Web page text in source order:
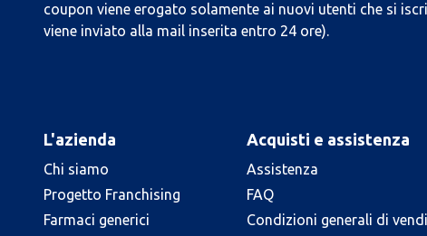
coupon viene erogato solamente ai nuovi utenti che si
viene inviato alla mail inserita entro 24 ore).
L'azienda
Chi siamo
Progetto Franchising
Farmaci generici
Acquisti e assistenza
Assistenza
FAQ
Condizioni generali di